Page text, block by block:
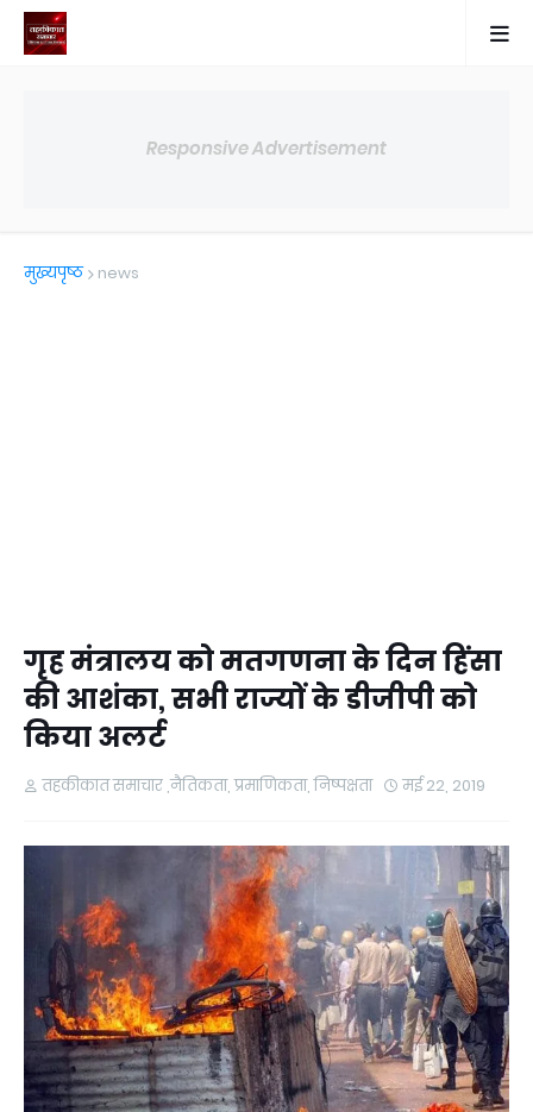
Responsive Advertisement
मुख्यपृष्ठ news
गृह मंत्रालय को मतगणना के दिन हिंसा
की आशंका, सभी राज्यों के डीजीपी को
किया अलर्ट
तहकीकात समाचार ,नैतिकता, प्रमाणिकता, निष्पक्षता मई 22, 2019